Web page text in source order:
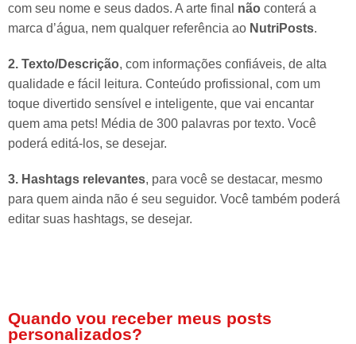
com seu nome e seus dados. A arte final não conterá a
marca d’água, nem qualquer referência ao NutriPosts.
2. Texto/Descrição, com informações confiáveis, de alta
qualidade e fácil leitura. Conteúdo profissional, com um
toque divertido sensível e inteligente, que vai encantar
quem ama pets! Média de 300 palavras por texto. Você
poderá editá-los, se desejar.
3. Hashtags relevantes, para você se destacar, mesmo
para quem ainda não é seu seguidor. Você também poderá
editar suas hashtags, se desejar.
Quando vou receber meus posts
personalizados?